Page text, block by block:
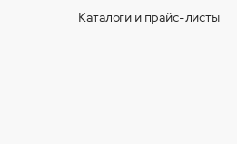
Каталоги и прайс-листы